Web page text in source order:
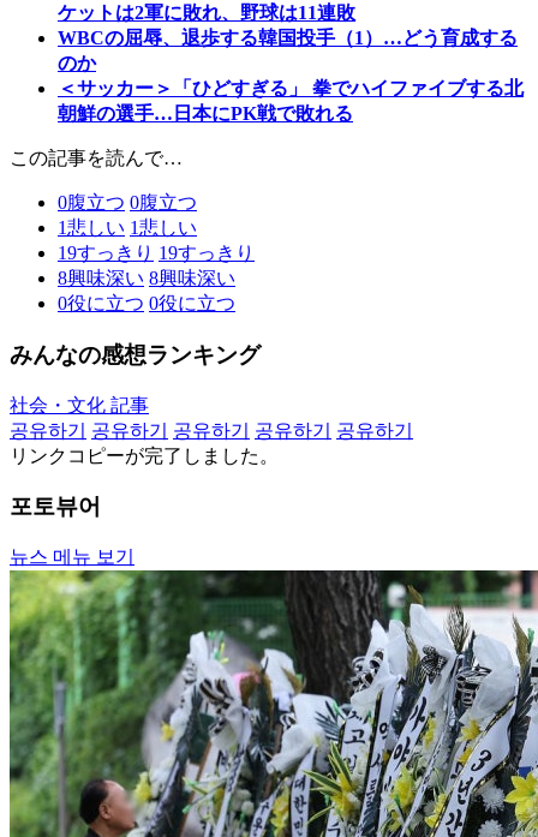
ケットは2軍に敗れ、野球は11連敗
WBCの屈辱、退歩する韓国投手（1）…どう育成する
のか
＜サッカー＞「ひどすぎる」 拳でハイファイブする北
朝鮮の選手…日本にPK戦で敗れる
この記事を読んで…
0腹立つ 0腹立つ
1悲しい 1悲しい
19すっきり 19すっきり
8興味深い 8興味深い
0役に立つ 0役に立つ
みんなの感想ランキング
社会・文化 記事
공유하기
공유하기 공유하기 공유하기
공유하기
リンクコピーが完了しました。
포토뷰어
뉴스 메뉴 보기